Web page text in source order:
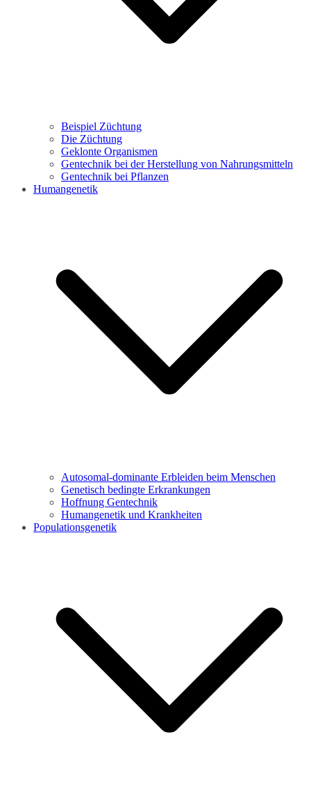
Beispiel Züchtung
Die Züchtung
Geklonte Organismen
Gentechnik bei der Herstellung von Nahrungsmitteln
Gentechnik bei Pflanzen
Humangenetik
Autosomal-dominante Erbleiden beim Menschen
Genetisch bedingte Erkrankungen
Hoffnung Gentechnik
Humangenetik und Krankheiten
Populationsgenetik